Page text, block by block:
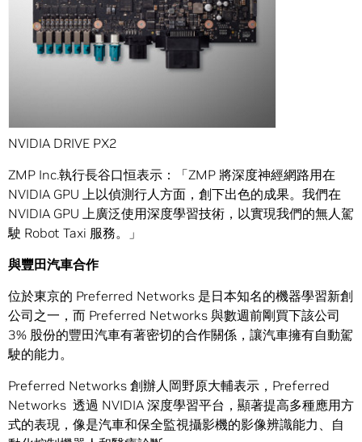
NVIDIA DRIVE PX2
ZMP Inc.執行長谷口恒表示：「ZMP 將深度神經網路用在
NVIDIA GPU 上以偵測行人方面，創下出色的成果。我們在
NVIDIA GPU 上廣泛使用深度學習技術，以實現我們的無人駕
駛 Robot Taxi 服務。」
與豐田汽車合作
位於東京的 Preferred Networks 是日本知名的機器學習新創
公司之一，而 Preferred Networks 與數週前剛買下該公司
3% 股份的豐田汽車有著密切的合作關係，讓汽車擁有自動駕
駛的能力。
Preferred Networks 創辦人岡野原大輔表示，Preferred
Networks 透過 NVIDIA 深度學習平台，顯著提高多種應用方
式的表現，像是汽車和保全監視攝影機的影像辨識能力、自